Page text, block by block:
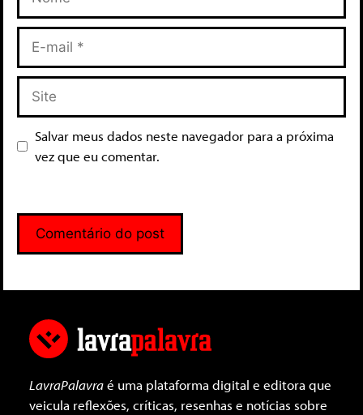
Salvar meus dados neste navegador para a próxima
vez que eu comentar.
LavraPalavraé uma plataforma digital e editora que
veicula reflexões, críticas, resenhas e notícias sobre